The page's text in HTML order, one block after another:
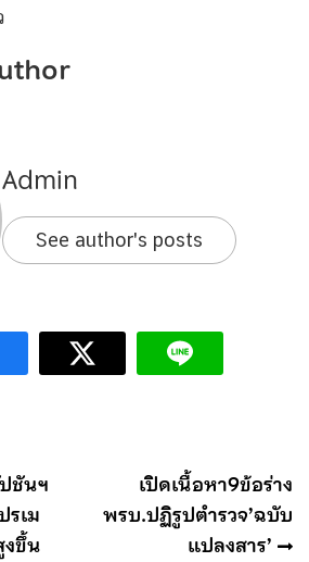
Admin
See author's posts
ชันฯ
รเม
งขึ้น
เปิดเนื้อหา9ข้อร่าง
พรบ.ปฏิรูปตำรวจ’ฉบับ
แปลงสาร’